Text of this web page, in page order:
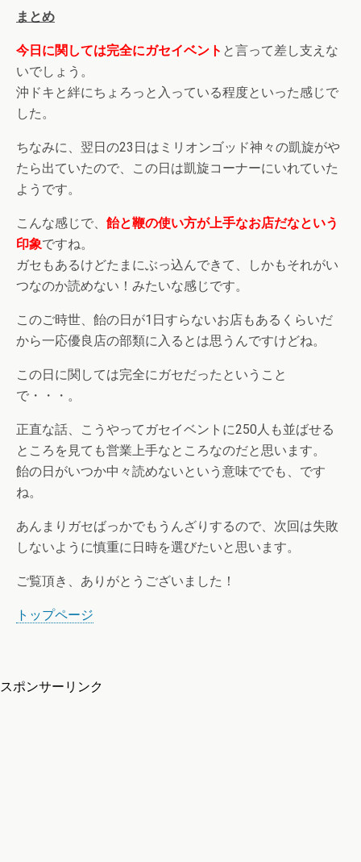
まとめ
今日に関しては完全にガセイベント と言って差し支えな
いでしょう。
沖ドキと絆にちょろっと入っている程度といった感じで
した。
ちなみに、翌日の23日はミリオンゴッド神々の凱旋がや
たら出ていたので、この日は凱旋コーナーにいれていた
ようです。
こんな感じで、 飴と鞭の使い方が上手なお店だなという
印象ですね。
ガセもあるけどたまにぶっ込んできて、しかもそれがい
つなのか読めない！みたいな感じです。
このご時世、飴の日が1日すらないお店もあるくらいだ
から一応優良店の部類に入るとは思うんですけどね。
この日に関しては完全にガセだったということ
で・・・。
正直な話、こうやってガセイベントに250人も並ばせる
ところを見ても営業上手なところなのだと思います。
飴の日がいつか中々読めないという意味ででも、です
ね。
あんまりガセばっかでもうんざりするので、次回は失敗
しないように慎重に日時を選びたいと思います。
ご覧頂き、ありがとうございました！
トップページ
スポンサーリンク